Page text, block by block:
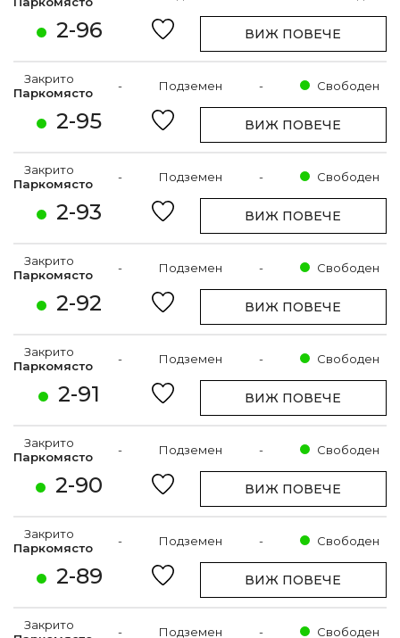
2-96 ВИЖ ПОВЕЧЕ
2-95
Закрито
Паркомясто
- Подземен - Свободен
ВИЖ ПОВЕЧЕ
2-93
Закрито
Паркомясто
- Подземен - Свободен
ВИЖ ПОВЕЧЕ
2-92
Закрито
Паркомясто
- Подземен - Свободен
ВИЖ ПОВЕЧЕ
2-91
Закрито
Паркомясто
- Подземен - Свободен
ВИЖ ПОВЕЧЕ
2-90
Закрито
Паркомясто
- Подземен - Свободен
ВИЖ ПОВЕЧЕ
2-89
Закрито
Паркомясто
- Подземен - Свободен
ВИЖ ПОВЕЧЕ
Закрито
- Подземен - Свободен